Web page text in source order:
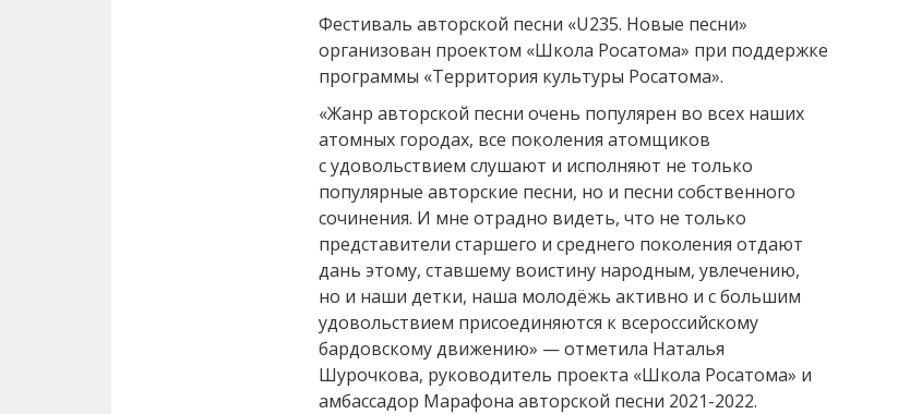
Фестиваль авторской песни «U235. Новые песни»
организован проектом «Школа Росатома» при поддержке
программы «Территория культуры Росатома».
«Жанр авторской песни очень популярен во всех наших
атомных городах, все поколения атомщиков
с удовольствием слушают и исполняют не только
популярные авторские песни, но и песни собственного
сочинения. И мне отрадно видеть, что не только
представители старшего и среднего поколения отдают
дань этому, ставшему воистину народным, увлечению,
но и наши детки, наша молодёжь активно и с большим
удовольствием присоединяются к всероссийскому
бардовскому движению» — отметила Наталья
Шурочкова, руководитель проекта «Школа Росатома» и
амбассадор Марафона авторской песни 2021-2022.